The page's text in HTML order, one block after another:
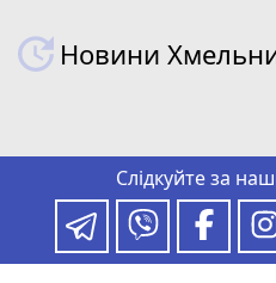
Новини
Слідкуйте за